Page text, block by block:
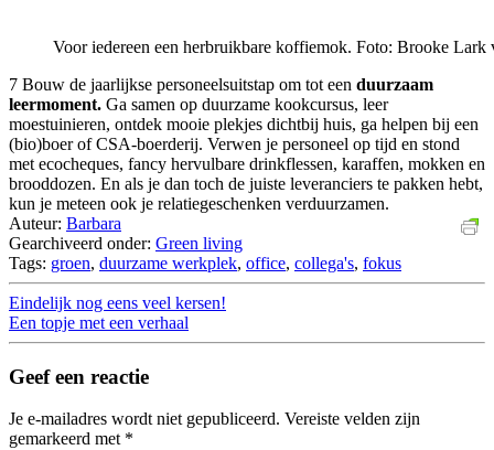
Voor iedereen een herbruikbare koffiemok. Foto: Brooke Lark
7 Bouw de jaarlijkse personeelsuitstap om tot een duurzaam
leermoment. Ga samen op duurzame kookcursus, leer
moestuinieren, ontdek mooie plekjes dichtbij huis, ga helpen bij een
(bio)boer of CSA-boerderij. Verwen je personeel op tijd en stond
met ecocheques, fancy hervulbare drinkflessen, karaffen, mokken en
brooddozen. En als je dan toch de juiste leveranciers te pakken hebt,
kun je meteen ook je relatiegeschenken verduurzamen.
Auteur: Barbara
Gearchiveerd onder: Green living
Tags: groen, duurzame werkplek, office, collega's, fokus
Eindelijk nog eens veel kersen!
Een topje met een verhaal
Geef een reactie
Je e-mailadres wordt niet gepubliceerd. Vereiste velden zijn
gemarkeerd met *